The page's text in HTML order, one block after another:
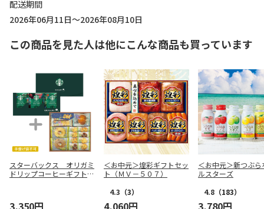
配送期間
2026年06月11日～2026年08月10日
この商品を見た人は他にこんな商品も買っています
スターバックス オリガミ
ドリップコーヒーギフト＋
3,350円
＜お中元＞煌彩ギフトセッ
ト（ＭＶ－５０７）
4.3 （3）
4,060円
＜お中元＞新つぶら
ルスターズ
4.8 （183）
3,780円